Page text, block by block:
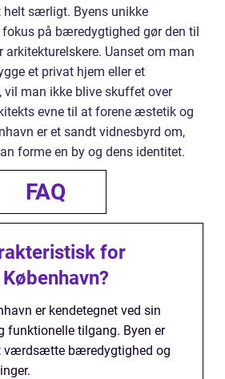
helt særligt. Byens unikke
på bæredygtighed gør den til
Uanset om man
et privat hjem eller et
vil man ikke blive skuffet over
evne til at forene æstetik og
er et sandt vidnesbyrd om,
forme en by og dens identitet.
FAQ
for
er kendetegnet ved sin
funktionelle tilgang. Byen er
værdsætte bæredygtighed og